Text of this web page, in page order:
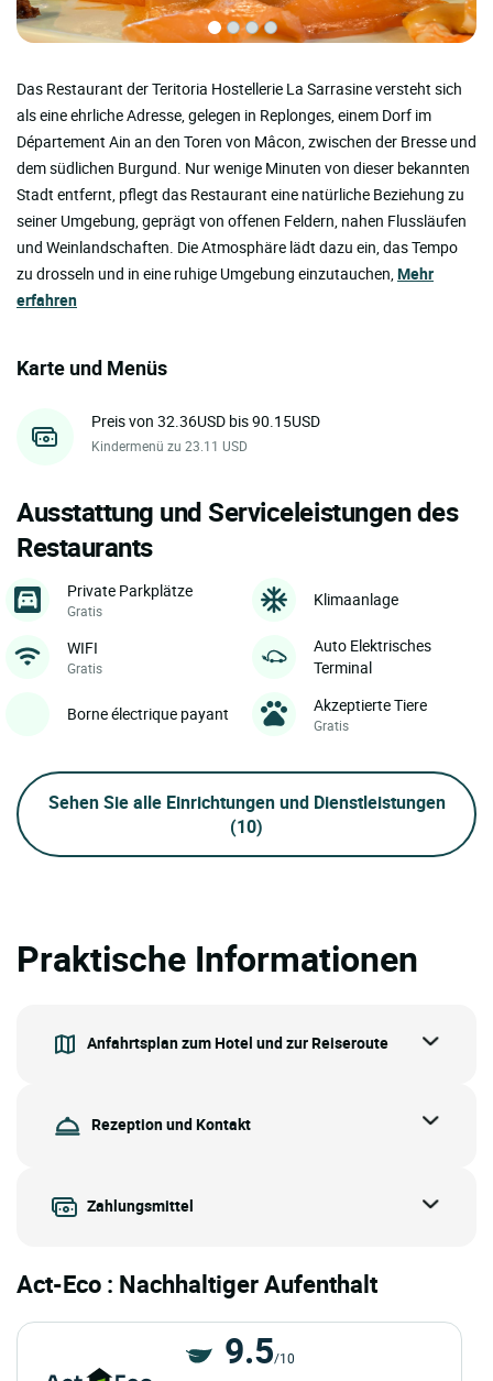
Das Restaurant der Teritoria Hostellerie La Sarrasine versteht sich
als eine ehrliche Adresse, gelegen in Replonges, einem Dorf im
Département Ain an den Toren von Mâcon, zwischen der Bresse und
dem südlichen Burgund. Nur wenige Minuten von dieser bekannten
Stadt entfernt, pflegt das Restaurant eine natürliche Beziehung zu
seiner Umgebung, geprägt von offenen Feldern, nahen Flussläufen
und Weinlandschaften. Die Atmosphäre lädt dazu ein, das Tempo
zu drosseln und in eine ruhige Umgebung einzutauchen, Mehr
erfahren
Karte und Menüs
Preis von 32.36USD bis 90.15USD
Kindermenü zu 23.11 USD
Ausstattung und Serviceleistungen des
Restaurants
Private Parkplätze
Gratis
Klimaanlage
WIFI
Gratis
Auto Elektrisches
Terminal
Borne électrique payant Akzeptierte Tiere
Gratis
Sehen Sie alle Einrichtungen und Dienstleistungen
(10)
Praktische Informationen
Anfahrtsplan zum Hotel und zur Reiseroute
Rezeption und Kontakt
Zahlungsmittel
Act-Eco : Nachhaltiger Aufenthalt
9.5/10